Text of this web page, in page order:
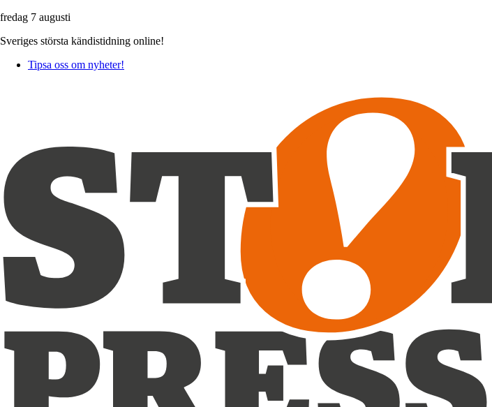
fredag 7 augusti
Sveriges största kändistidning online!
Tipsa oss om nyheter!